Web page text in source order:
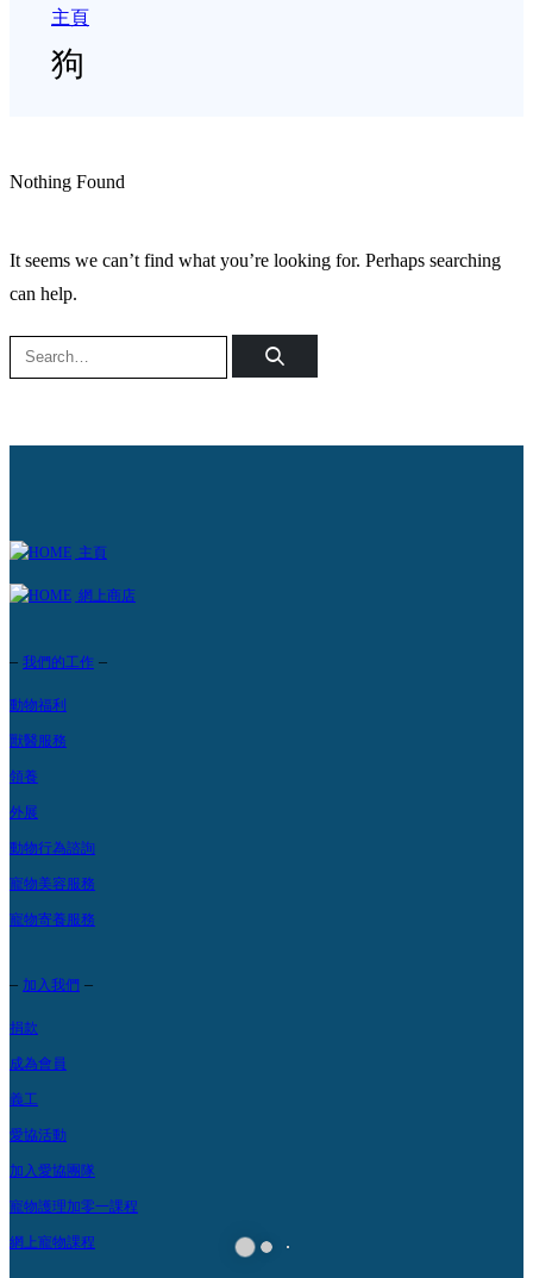
主頁
狗
Nothing Found
It seems we can’t find what you’re looking for. Perhaps searching
can help.
主頁
網上商店
– 我們的工作 –
動物福利
獸醫服務
領養
外展
動物行為諮詢
寵物美容服務
寵物寄養服務
– 加入我們 –
捐款
成為會員
義工
愛協活動
加入愛協團隊
寵物護理加零一課程
網上寵物課程